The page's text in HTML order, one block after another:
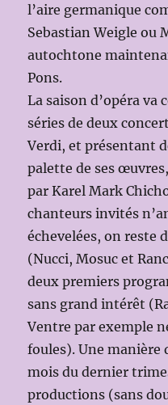
l’aire germanique
Sebastian Weigle ou
autochtone
Pons.
La saison d’opéra va
séries de deux
Verdi, et présentant
palette de ses
par Karel Mark
chanteurs invités
échevelées, on reste
(Nucci, Mosuc et
deux premiers
sans grand intérêt
Ventre par exemple
foules). Une manière
mois du dernier
productions (sans